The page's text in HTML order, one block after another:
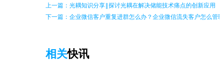
上一篇：光耦知识分享‖探讨光耦在解决储能技术痛点的创新应用
下一篇：企业微信客户重复进群怎么办？企业微信流失客户怎么管
相关快讯